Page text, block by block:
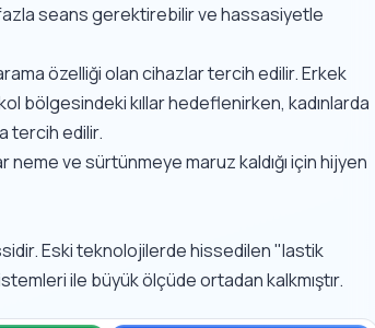
seans gerektirebilir ve hassasiyetle
özelliği olan cihazlar tercih edilir.Erkek
bölgesindeki kıllar hedeflenirken,kadınlarda
tercih edilir.
neme ve sürtünmeye maruz kaldığı için hijyen
Eski teknolojilerde hissedilen "lastik
ile büyük ölçüde ortadan kalkmıştır.